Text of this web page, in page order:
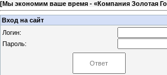
[Мы экономим ваше время - «Компания Золотая
Вход на сайт
Логин:
Пароль: